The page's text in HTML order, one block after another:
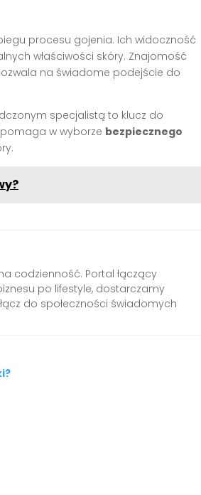
procesu gojenia. Ich widoczność
właściwości skóry. Znajomość
na świadome podejście do
specjalistą to klucz do
w wyborze bezpiecznego
codzienność. Portal łączący
po lifestyle, dostarczamy
do społeczności świadomych